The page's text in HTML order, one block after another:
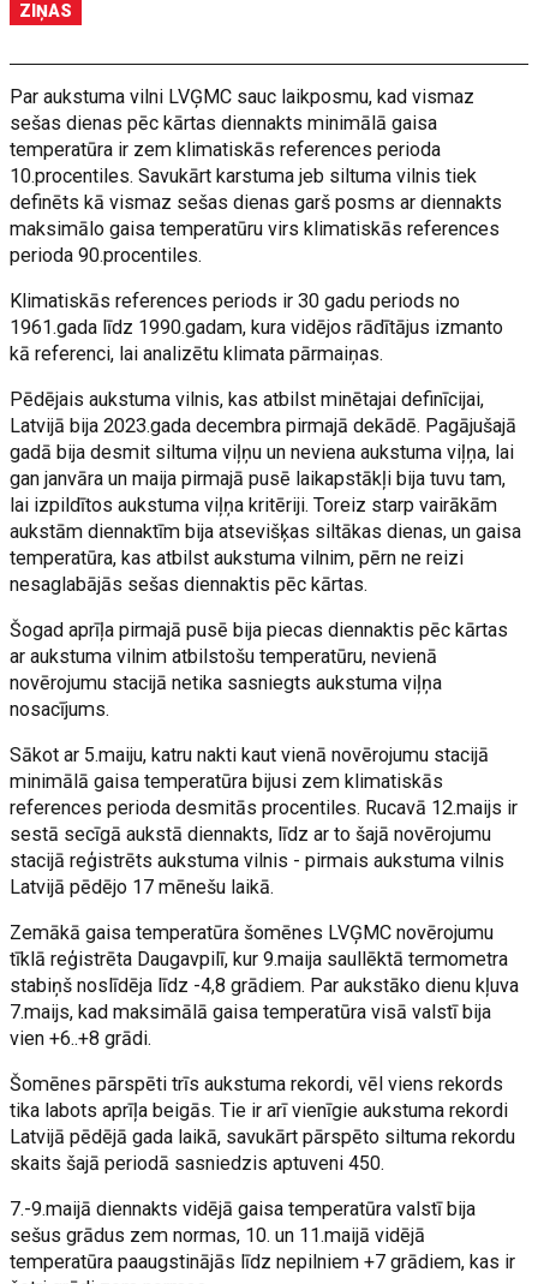
ZIŅAS
Par aukstuma vilni LVĢMC sauc laikposmu, kad vismaz
sešas dienas pēc kārtas diennakts minimālā gaisa
temperatūra ir zem klimatiskās references perioda
10.procentiles. Savukārt karstuma jeb siltuma vilnis tiek
definēts kā vismaz sešas dienas garš posms ar diennakts
maksimālo gaisa temperatūru virs klimatiskās references
perioda 90.procentiles.
Klimatiskās references periods ir 30 gadu periods no
1961.gada līdz 1990.gadam, kura vidējos rādītājus izmanto
kā referenci, lai analizētu klimata pārmaiņas.
Pēdējais aukstuma vilnis, kas atbilst minētajai definīcijai,
Latvijā bija 2023.gada decembra pirmajā dekādē. Pagājušajā
gadā bija desmit siltuma viļņu un neviena aukstuma viļņa, lai
gan janvāra un maija pirmajā pusē laikapstākļi bija tuvu tam,
lai izpildītos aukstuma viļņa kritēriji. Toreiz starp vairākām
aukstām diennaktīm bija atsevišķas siltākas dienas, un gaisa
temperatūra, kas atbilst aukstuma vilnim, pērn ne reizi
nesaglabājās sešas diennaktis pēc kārtas.
Šogad aprīļa pirmajā pusē bija piecas diennaktis pēc kārtas
ar aukstuma vilnim atbilstošu temperatūru, nevienā
novērojumu stacijā netika sasniegts aukstuma viļņa
nosacījums.
Sākot ar 5.maiju, katru nakti kaut vienā novērojumu stacijā
minimālā gaisa temperatūra bijusi zem klimatiskās
references perioda desmitās procentiles. Rucavā 12.maijs ir
sestā secīgā aukstā diennakts, līdz ar to šajā novērojumu
stacijā reģistrēts aukstuma vilnis - pirmais aukstuma vilnis
Latvijā pēdējo 17 mēnešu laikā.
Zemākā gaisa temperatūra šomēnes LVĢMC novērojumu
tīklā reģistrēta Daugavpilī, kur 9.maija saullēktā termometra
stabiņš noslīdēja līdz -4,8 grādiem. Par aukstāko dienu kļuva
7.maijs, kad maksimālā gaisa temperatūra visā valstī bija
vien +6..+8 grādi.
Šomēnes pārspēti trīs aukstuma rekordi, vēl viens rekords
tika labots aprīļa beigās. Tie ir arī vienīgie aukstuma rekordi
Latvijā pēdējā gada laikā, savukārt pārspēto siltuma rekordu
skaits šajā periodā sasniedzis aptuveni 450.
7.-9.maijā diennakts vidējā gaisa temperatūra valstī bija
sešus grādus zem normas, 10. un 11.maijā vidējā
temperatūra paaugstinājās līdz nepilniem +7 grādiem, kas ir